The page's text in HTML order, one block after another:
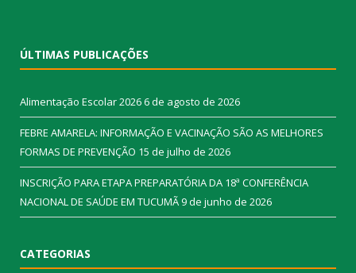
ÚLTIMAS PUBLICAÇÕES
Alimentação Escolar 20266 de agosto de 2026
FEBRE AMARELA: INFORMAÇÃO E VACINAÇÃO SÃO AS MELHORES
FORMAS DE PREVENÇÃO 15 de julho de 2026
INSCRIÇÃO PARA ETAPA PREPARATÓRIA DA 18ª CONFERÊNCIA
NACIONAL DE SAÚDE EM TUCUMÃ9 de junho de 2026
CATEGORIAS